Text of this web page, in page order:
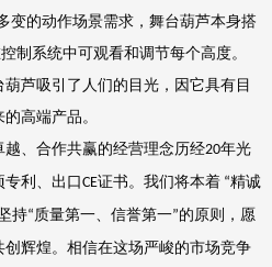
变的动作场景需求，舞台葫芦本身搭
制系统中可观看和调节每个高度。
芦吸引了人们的目光，因它具有目
高端产品。
、合作共赢的经营理念历经20年光
利、出口 CE证书。我们将本着 “精诚
持“质量第一、信誉第一”的原则，愿
辉煌。相信在这场严峻的市场竞争